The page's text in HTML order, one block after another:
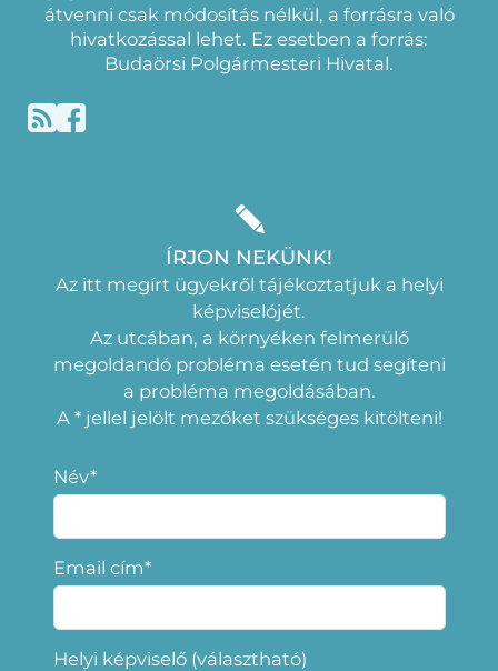
átvenni csak módosítás nélkül, a forrásra való
hivatkozással lehet. Ez esetben a forrás:
Budaörsi Polgármesteri Hivatal.
ÍRJON NEKÜNK!
Az itt megírt ügyekről tájékoztatjuk a helyi
képviselójét.
Az utcában, a környéken felmerülő
megoldandó probléma esetén tud segíteni
a probléma megoldásában.
A * jellel jelölt mezőket szükséges kitölteni!
Név*
Email cím*
Helyi képviselő (választható)